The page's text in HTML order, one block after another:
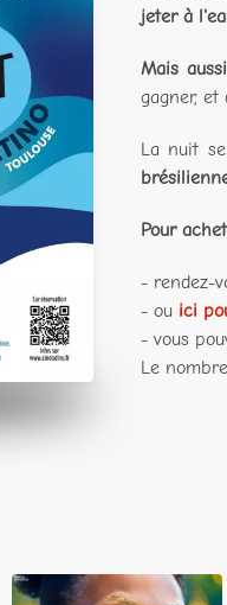
jeter à
Mais aussi
gagner, et
La nuit
Pour
- rendez-
- ou ici
- vous
Le